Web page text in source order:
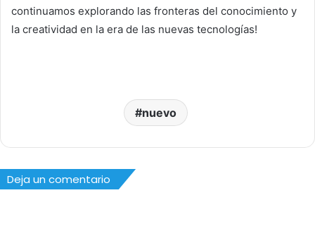
continuamos explorando las fronteras del conocimiento y
la creatividad en la era de las nuevas tecnologías!
nuevo
Deja un comentario